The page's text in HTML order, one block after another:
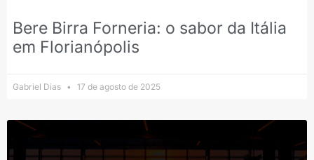
Bere Birra Forneria: o sabor da Itália
em Florianópolis
Gabriel Dias 17 de agosto de 2025